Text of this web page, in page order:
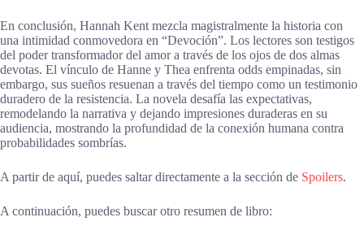
En conclusión, Hannah Kent mezcla magistralmente la historia con
una intimidad conmovedora en “Devoción”. Los lectores son testigos
del poder transformador del amor a través de los ojos de dos almas
devotas. El vínculo de Hanne y Thea enfrenta odds empinadas, sin
embargo, sus sueños resuenan a través del tiempo como un testimonio
duradero de la resistencia. La novela desafía las expectativas,
remodelando la narrativa y dejando impresiones duraderas en su
audiencia, mostrando la profundidad de la conexión humana contra
probabilidades sombrías.
A partir de aquí, puedes saltar directamente a la sección de Spoilers.
A continuación, puedes buscar otro resumen de libro: